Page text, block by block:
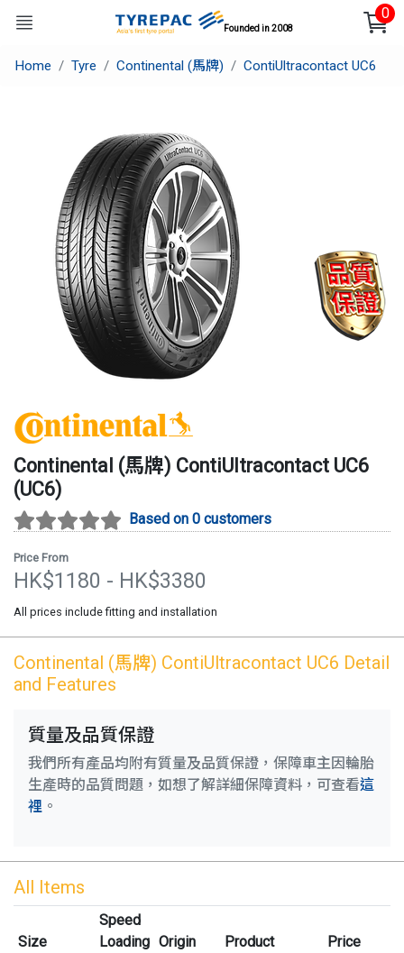
Founded in 2008
0
Home Tyre Continental (馬牌) ContiUltracontact UC6
Continental (馬牌) ContiUltracontact UC6
(UC6)
Based on 0 customers
Price From
HK$1180 - HK$3380
All prices include fitting and installation
Continental (馬牌) ContiUltracontact UC6 Detail
and Features
質量及品質保證
我們所有產品均附有質量及品質保證，保障車主因輪胎
生產時的品質問題，如想了解詳細保障資料，可查看這
裡 。
All Items
Size
Speed
Loading Origin Product
Price